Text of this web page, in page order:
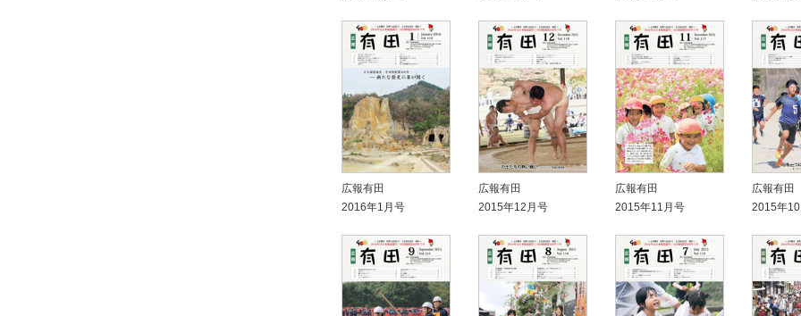
広報有田
2016年1月号
広報有田
2015年12月号
広報有田
2015年11月号
広報有田
2015年